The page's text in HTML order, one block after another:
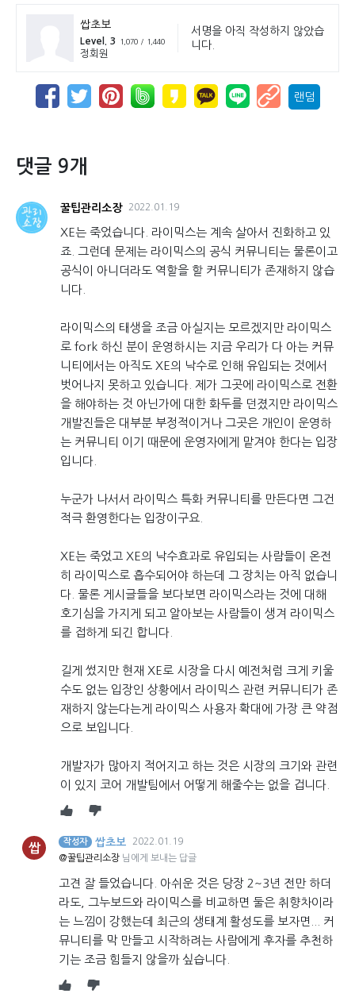
쌉초보
Level. 3 1,070 / 1,440
정회원
서명을 아직 작성하지 않았습
니다.
랜덤
댓글 9개
꿀팁관리소장 2022.01.19
XE는 죽었습니다. 라이믹스는 계속 살아서 진화하고 있
죠. 그런데 문제는 라이믹스의 공식 커뮤니티는 물론이고
공식이 아니더라도 역할을 할 커뮤니티가 존재하지 않습
니다.
라이믹스의 태생을 조금 아실지는 모르겠지만 라이믹스
로 fork 하신 분이 운영하시는 지금 우리가 다 아는 커뮤
니티에서는 아직도 XE의 낙수로 인해 유입되는 것에서
벗어나지 못하고 있습니다. 제가 그곳에 라이믹스로 전환
을 해야하는 것 아닌가에 대한 화두를 던졌지만 라이믹스
개발진들은 대부분 부정적이거나 그곳은 개인이 운영하
는 커뮤니티 이기 때문에 운영자에게 맡겨야 한다는 입장
입니다.
누군가 나서서 라이믹스 특화 커뮤니티를 만든다면 그건
적극 환영한다는 입장이구요.
XE는 죽었고 XE의 낙수효과로 유입되는 사람들이 온전
히 라이믹스로 흡수되어야 하는데 그 장치는 아직 없습니
다. 물론 게시글들을 보다보면 라이믹스라는 것에 대해
호기심을 가지게 되고 알아보는 사람들이 생겨 라이믹스
를 접하게 되긴 합니다.
길게 썼지만 현재 XE로 시장을 다시 예전처럼 크게 키울
수도 없는 입장인 상황에서 라이믹스 관련 커뮤니티가 존
재하지 않는다는게 라이믹스 사용자 확대에 가장 큰 약점
으로 보입니다.
개발자가 많아지 적어지고 하는 것은 시장의 크기와 관련
이 있지 코어 개발팀에서 어떻게 해줄수는 없을 겁니다.
쌉 작성자 쌉초보
2022.01.19
@꿀팁관리소장 님에게 보내는 답글
고견 잘 들었습니다. 아쉬운 것은 당장 2~3년 전만 하더
라도, 그누보드와 라이믹스를 비교하면 둘은 취향차이라
는 느낌이 강했는데 최근의 생태계 활성도를 보자면... 커
뮤니티를 막 만들고 시작하려는 사람에게 후자를 추천하
기는 조금 힘들지 않을까 싶습니다.